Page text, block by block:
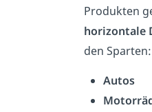
Produkten
horizontale
den Sparten:
Autos